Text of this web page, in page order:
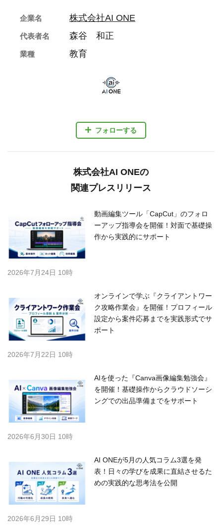
フォローする
企業名 株式会社AI ONE
代表者名 森谷 和正
業種 教育
株式会社AI ONEの
関連プレスリリース
動画編集ツール「CapCut」のフォロ
ーアップ指導会を開催！対面で基礎操
作から実践的にサポート
2026年7月24日 10時
オンラインで学ぶ『クライアントワー
ク攻略作業会』を開催！プロフィール
設定から案件応募までを実践形式でサ
ポート
2026年7月22日 10時
AIを使った『Canva画像編集勉強会』
を開催！基礎操作からクラウドソーシ
ングでの出品準備までをサポート
2026年6月30日 10時
AI ONEが5月の人気コラム3選を発
表！日々の学びを成果に直結させるた
めの実践的な思考法を公開
2026年6月29日 10時